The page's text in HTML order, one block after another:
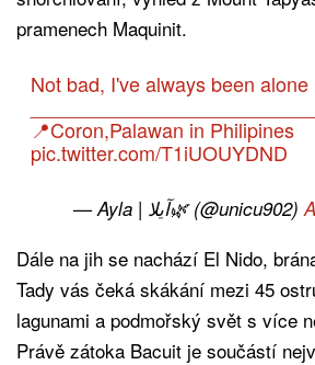
pramenech Maquinit.
Not bad, I've always been
📍Coron,Palawan in Philipines
pic.twitter.com/T1iUOUYDND
— Ayla | آيلا🌿 (@unicu902)
Dále na jih se nachází El Nido,
Tady vás čeká skákání mezi 45
lagunami a podmořský svět s více
Právě zátoka Bacuit je součástí